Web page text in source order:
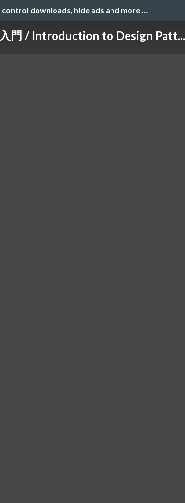
downloads, hide ads and more …
門 / Introduction to Design Patt...